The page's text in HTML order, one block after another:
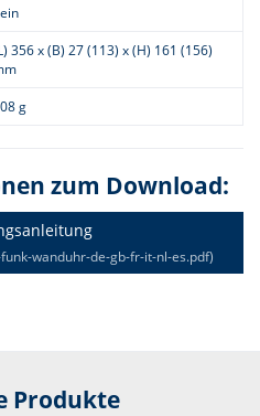
356 x (B) 27 (113) x (H) 161 (156)
g
zum Download:
wanduhr-de-gb-fr-it-nl-es.pdf)
Produkte